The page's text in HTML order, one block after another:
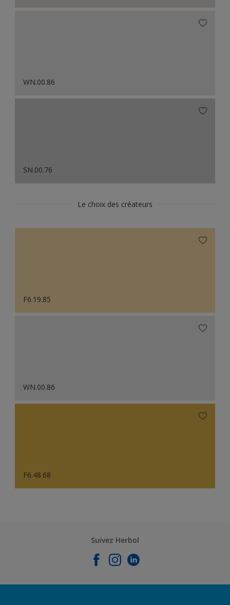
WN.00.86
SN.00.76
Le choix des créateurs
F6.19.85
WN.00.86
F6.48.68
Suivez Herbol